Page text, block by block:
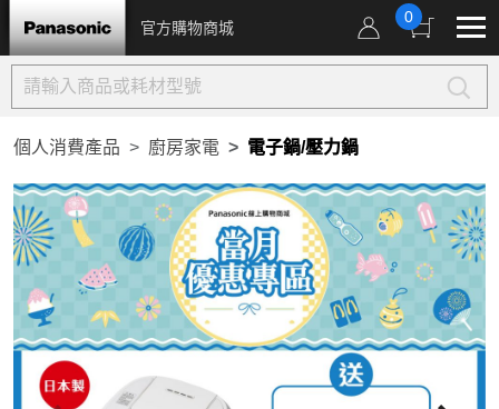
官方購物商城
0
個人消費產品 廚房家電 電子鍋/壓力鍋